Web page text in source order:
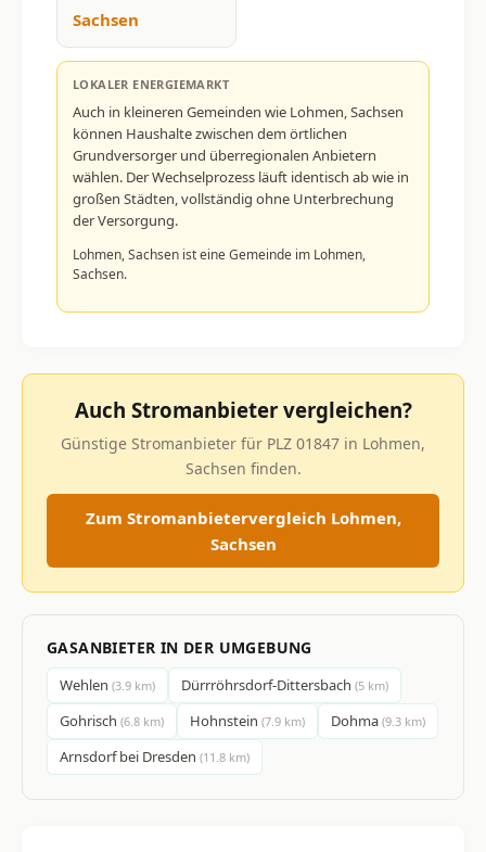
Sachsen
LOKALER ENERGIEMARKT
Auch in kleineren Gemeinden wie Lohmen, Sachsen
können Haushalte zwischen dem örtlichen
Grundversorger und überregionalen Anbietern
wählen. Der Wechselprozess läuft identisch ab wie in
großen Städten, vollständig ohne Unterbrechung
der Versorgung.
Lohmen, Sachsen ist eine Gemeinde im Lohmen,
Sachsen.
Auch Stromanbieter vergleichen?
Günstige Stromanbieter für PLZ 01847 in Lohmen,
Sachsen finden.
Zum Stromanbietervergleich Lohmen,
Sachsen
GASANBIETER IN DER UMGEBUNG
Wehlen (3.9 km) Dürrröhrsdorf-Dittersbach (5 km)
Gohrisch (6.8 km) Hohnstein (7.9 km) Dohma (9.3 km)
Arnsdorf bei Dresden (11.8 km)